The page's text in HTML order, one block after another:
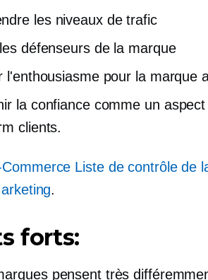
les niveaux de trafic
défenseurs de la marque
l'enthousiasme pour la marque
la confiance comme un
clients.
Liste de contrôle de
.
forts:
pensent très